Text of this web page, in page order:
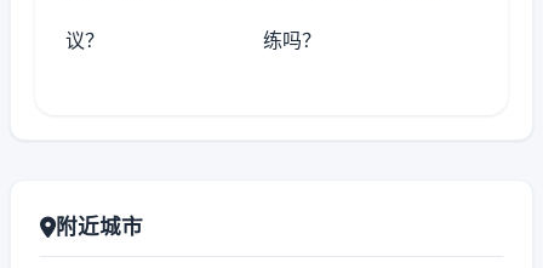
议？ 练吗？
附近城市